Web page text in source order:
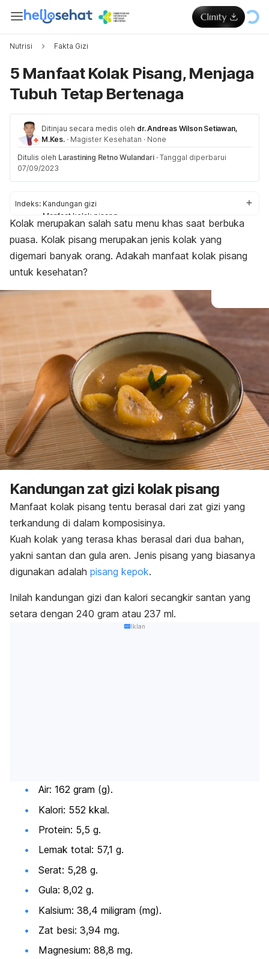
Nutrisi Fakta Gizi
5 Manfaat Kolak Pisang, Menjaga
Tubuh Tetap Bertenaga
Ditinjau secara medis oleh dr. Andreas Wilson Setiawan,
M.Kes. · Magister Kesehatan · None
Ditulis oleh Larastining Retno Wulandari · Tanggal diperbarui
07/09/2023
Indeks: Kandungan gizi
Manfaat kolak pisang
Kolak merupakan salah satu menu khas saat berbuka
puasa. Kolak pisang merupakan jenis kolak yang
digemari banyak orang. Adakah manfaat kolak pisang
untuk kesehatan?
Kandungan zat gizi kolak pisang
Manfaat kolak pisang tentu berasal dari zat gizi yang
terkandung di dalam komposisinya.
Kuah kolak yang terasa khas berasal dari dua bahan,
yakni santan dan gula aren. Jenis pisang yang biasanya
digunakan adalah pisang kepok.
Inilah kandungan gizi dan kalori secangkir santan yang
setara dengan 240 gram atau 237 ml.
Iklan
Air: 162 gram (g).
Kalori: 552 kkal.
Protein: 5,5 g.
Lemak total: 57,1 g.
Serat: 5,28 g.
Gula: 8,02 g.
Kalsium: 38,4 miligram (mg).
Zat besi: 3,94 mg.
Magnesium: 88,8 mg.